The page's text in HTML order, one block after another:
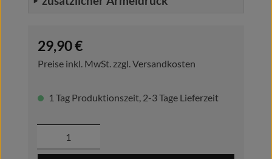
Regulärer Preis:
29,90 €
Preise inkl. MwSt. zzgl. Versandkosten
1 Tag Produktionszeit, 2-3 Tage Lieferzeit
Produkt Anzahl: Gib den gewünschten